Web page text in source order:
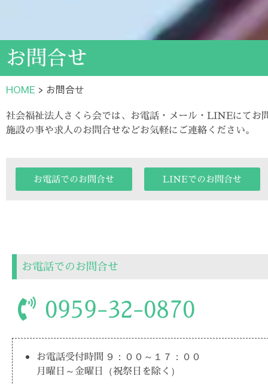
お問合せ
HOME > お問合せ
社会福祉法人さくら会では、お電話・メール・LINEにてお
施設の事や求人のお問合せなどお気軽にご連絡ください。
お電話でのお問合せ LINEでのお問合せ
お電話でのお問合せ
0959-32-0870
お電話受付時間 ９：００～１７：００
月曜日～金曜日（祝祭日を除く）